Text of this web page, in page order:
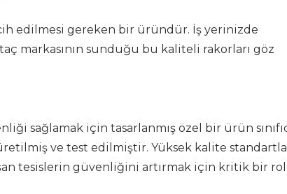
edilmesi gereken bir üründür. İş yerinizde
markasının sunduğu bu kaliteli rakorları göz
sağlamak için tasarlanmış özel bir ürün
ve test edilmiştir. Yüksek kalite
tesislerin güvenliğini artırmak için kritik bir